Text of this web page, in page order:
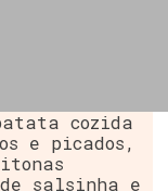
cozida
e picados,
salsinha e